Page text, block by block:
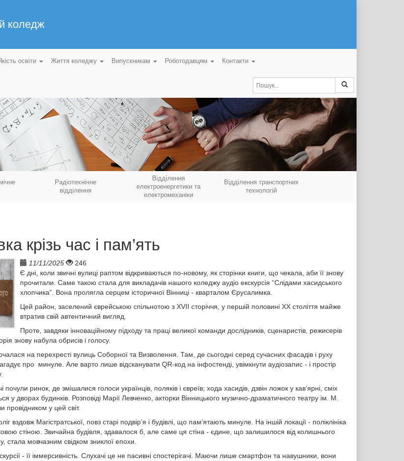
коледж
освіти Життя коледжу Випускникам Роботодавцям Контакти
Радіотехнічне
відділення
Відділення
електроенергетики та
електромеханіки
Відділення транспортних
технологій
крізь час і пам’ять
11/11/2025
246
Є дні, коли звичні вулиці раптом відкриваються по-новому, як сторінки книги, що чекала, аби її знову
прочитали. Саме такою стала для викладачів нашого коледжу аудіо екскурсія “Слідами хасидського
хлопчика”. Вона пролягла серцем історичної Вінниці - кварталом Єрусалимка.
Цей район, заселений єврейською спільнотою з XVII сторіччя, у першій половині ХХ століття майже
втратив свій автентичний вигляд.
Проте, завдяки інноваційному підходу та праці великої команди дослідників, сценаристів, режисерів
знову набула обрисів і голосу.
на перехресті вулиць Соборної та Визволення. Там, де сьогодні серед сучасних фасадів і руху
про минуле. Але варто лише відсканувати QR-код на інфостенді, увімкнути аудіозапис - і простір
почули ринок, де змішалися голоси українців, поляків і євреїв; хода хасидів, дзвін ложок у кав’ярні, сміх
у дворах будинків. Розповіді Марії Левченко, акторки Вінницького музично-драматичного театру ім. М.
провідником у цей світ.
вздовж Магістратської, повз старі подвір’я і будівлі, що пам’ятають минуле. На іншій локації - поліклініка
стіною. Звичайна будівля, здавалося б, але саме ця стіна - єдине, що залишилося від колишнього
стала мовчазним свідком зниклої епохи.
- її іммерсивність. Слухачі це не пасивні спостерігачі. Маючи лише смартфон та навушники, вони